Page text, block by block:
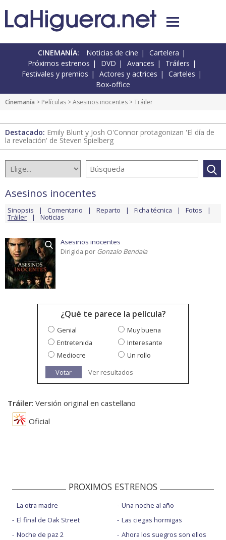
CINEMANÍA: Noticias de cine
Cartelera
Próximos estrenos
DVD Avances
Tráilers
Festivales y premios
Actores y actrices
Carteles
Box-office
Cinemanía > Películas >Asesinos inocentes > Tráiler
Destacado: Emily Blunt y Josh O'Connor protagonizan 'El día de
la revelación' de Steven Spielberg
Asesinos inocentes
Sinopsis Comentario Reparto Ficha técnica Fotos
Tráiler Noticias
Asesinos inocentes
Dirigida por Gonzalo Bendala
¿Qué te parece la película?
Genial
Muy buena
Entretenida
Interesante
Mediocre
Un rollo
Votar
Ver resultados
Tráiler: Versión original en castellano
Oficial
PROXIMOS ESTRENOS
La otra madre
El final de Oak Street
Noche de paz 2
Una noche al año
Las ciegas hormigas
Ahora los suegros son ellos